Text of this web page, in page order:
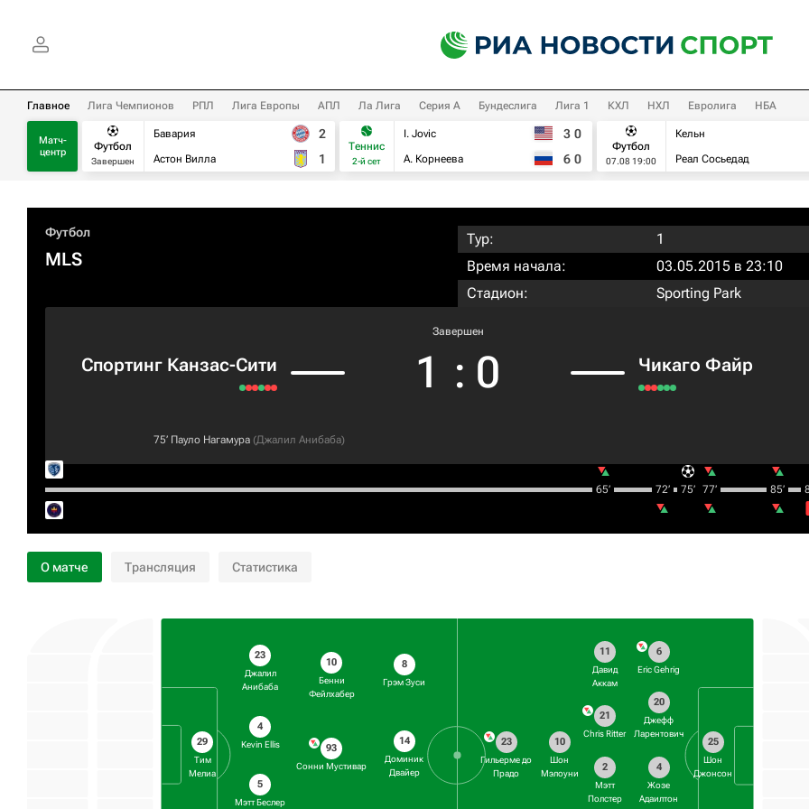
Главное Лига Чемпионов РПЛ Лига Европы АПЛ Ла Лига Серия А Бундеслига Лига 1 КХЛ НХЛ Евролига НБА
Матч-
центр
Футбол
Завершен
Бавария
Астон Вилла
2
1
Теннис
2-й сет
I. Jovic
А. Корнеева
3 0
6 0
Футбол
07.08 19:00
Кельн
Реал Сосьедад
Футбол
MLS
Тур:
1
Время начала:
03.05.2015 в 23:10
Стадион:
Sporting Park
Спортинг Канзас-Сити
Завершен
1 : 0 Чикаго Файр
75‎’‎ Пауло Нагамура (Джалил Анибаба)
65‎’‎ 72‎’‎ 75‎’‎ 77‎’‎ 85‎’‎
О матче Трансляция Статистика
29
Тим
Мелиа
23
Джалил
Анибаба
4
Kevin Ellis
5
Мэтт Беслер
10
Бенни
Фейлхабер
93
Сонни Мустивар
8
Грэм Зуси
14
Доминик
Двайер
25
Шон
Джонсон
6
Eric Gehrig
20
Джефф
Ларентович
4
Жозе
Адаилтон
11
Давид
Аккам
21
Chris Ritter
2
Мэтт
Полстер
10
Шон
Мэлоуни
23
Гильерме до
Прадо